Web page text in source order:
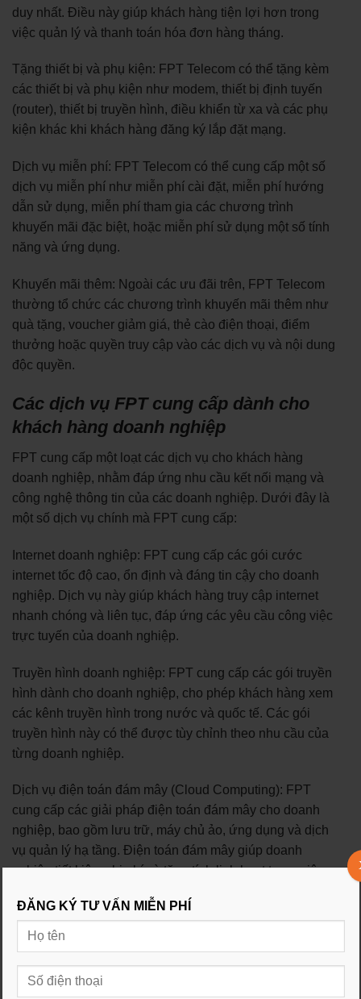
duy nhất. Điều này giúp khách hàng tiện lợi hơn trong
việc quản lý và thanh toán hóa đơn hàng tháng.
Tặng thiết bị và phụ kiện: FPT Telecom có thể tặng kèm
các thiết bị và phụ kiện như modem, thiết bị định tuyến
(router), thiết bị truyền hình, điều khiển từ xa và các phụ
kiện khác khi khách hàng đăng ký lắp đặt mạng.
Dịch vụ miễn phí: FPT Telecom có thể cung cấp một số
dịch vụ miễn phí như miễn phí cài đặt, miễn phí hướng
dẫn sử dụng, miễn phí tham gia các chương trình
khuyến mãi đặc biệt, hoặc miễn phí sử dụng một số tính
năng và ứng dụng.
Khuyến mãi thêm: Ngoài các ưu đãi trên, FPT Telecom
thường tổ chức các chương trình khuyến mãi thêm như
quà tặng, voucher giảm giá, thẻ cào điện thoại, điểm
thưởng hoặc quyền truy cập vào các dịch vụ và nội dung
độc quyền.
Các dịch vụ FPT cung cấp dành cho
khách hàng doanh nghiệp
FPT cung cấp một loạt các dịch vụ cho khách hàng
doanh nghiệp, nhằm đáp ứng nhu cầu kết nối mạng và
công nghệ thông tin của các doanh nghiệp. Dưới đây là
một số dịch vụ chính mà FPT cung cấp:
Internet doanh nghiệp: FPT cung cấp các gói cước
internet tốc độ cao, ổn định và đáng tin cậy cho doanh
nghiệp. Dịch vụ này giúp khách hàng truy cập internet
nhanh chóng và liên tục, đáp ứng các yêu cầu công việc
trực tuyến của doanh nghiệp.
Truyền hình doanh nghiệp: FPT cung cấp các gói truyền
hình dành cho doanh nghiệp, cho phép khách hàng xem
các kênh truyền hình trong nước và quốc tế. Các gói
truyền hình này có thể được tùy chỉnh theo nhu cầu của
từng doanh nghiệp.
Dịch vụ điện toán đám mây (Cloud Computing): FPT
cung cấp các giải pháp điện toán đám mây cho doanh
nghiệp, bao gồm lưu trữ, máy chủ ảo, ứng dụng và dịch
vụ quản lý hạ tầng. Điện toán đám mây giúp doanh
nghiệp tiết kiệm chi phí và tăng tính linh hoạt trong việc
Công nghệ thông tin và mạng lưới: FPT cung cấp các
cho doanh nghiệp, bao gồm xây dựng hạ tầng mạng,
quản lý hệ thống, bảo mật thông tin, cung cấp phần mềm
ĐĂNG KÝ TƯ VẤN MIỄN PHÍ